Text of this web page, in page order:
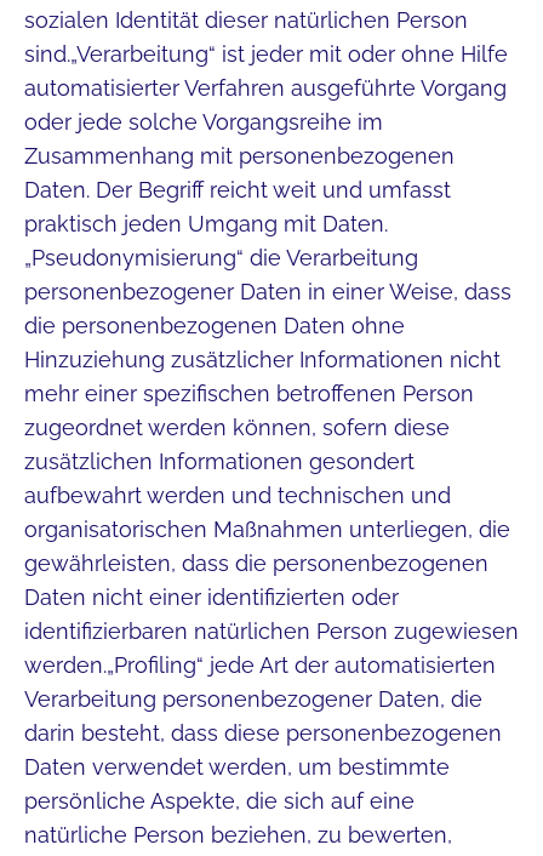
sozialen Identität dieser natürlichen Person
sind.„Verarbeitung“ ist jeder mit oder ohne Hilfe
automatisierter Verfahren ausgeführte Vorgang
oder jede solche Vorgangsreihe im
Zusammenhang mit personenbezogenen
Daten. Der Begriff reicht weit und umfasst
praktisch jeden Umgang mit Daten.
„Pseudonymisierung“ die Verarbeitung
personenbezogener Daten in einer Weise, dass
die personenbezogenen Daten ohne
Hinzuziehung zusätzlicher Informationen nicht
mehr einer spezifischen betroffenen Person
zugeordnet werden können, sofern diese
zusätzlichen Informationen gesondert
aufbewahrt werden und technischen und
organisatorischen Maßnahmen unterliegen, die
gewährleisten, dass die personenbezogenen
Daten nicht einer identifizierten oder
identifizierbaren natürlichen Person zugewiesen
werden.„Profiling“ jede Art der automatisierten
Verarbeitung personenbezogener Daten, die
darin besteht, dass diese personenbezogenen
Daten verwendet werden, um bestimmte
persönliche Aspekte, die sich auf eine
natürliche Person beziehen, zu bewerten,